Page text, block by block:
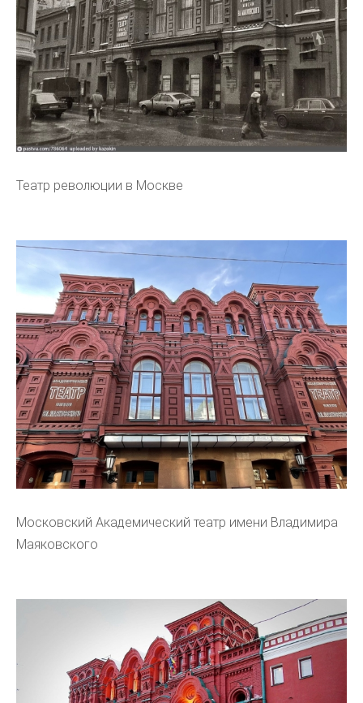
Театр революции в Москве
Московский Академический театр имени Владимира
Маяковского